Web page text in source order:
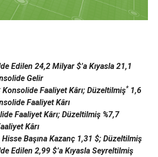
Edilen 24,2 Milyar $’a Kıyasla 21,1
Gelir
Faaliyet Kârı; Düzeltilmiş*1,6
Faaliyet Kârı
Faaliyet Kârı; Düzeltilmiş %7,7
Kârı
Başına Kazanç 1,31 $; Düzeltilmiş
Edilen 2,99 $’a Kıyasla Seyreltilmiş